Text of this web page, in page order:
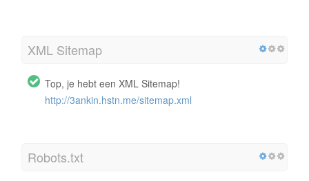
XML Sitemap
Top, je hebt een XML Sitemap!
http://3ankin.hstn.me/sitemap.xml
Robots.txt